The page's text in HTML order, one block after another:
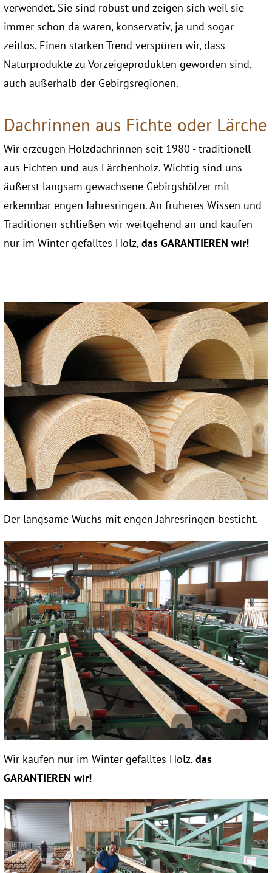
verwendet. Sie sind robust und zeigen sich weil sie
immer schon da waren, konservativ, ja und sogar
zeitlos. Einen starken Trend verspüren wir, dass
Naturprodukte zu Vorzeigeprodukten geworden sind,
auch außerhalb der Gebirgsregionen.
Dachrinnen aus Fichte oder Lärche
Wir erzeugen Holzdachrinnen seit 1980 - traditionell
aus Fichten und aus Lärchenholz. Wichtig sind uns
äußerst langsam gewachsene Gebirgshölzer mit
erkennbar engen Jahresringen. An früheres Wissen und
Traditionen schließen wir weitgehend an und kaufen
nur im Winter gefälltes Holz,das GARANTIEREN wir!
Der langsame Wuchs mit engen Jahresringen besticht.
Wir kaufen nur im Winter gefälltes Holz,das
GARANTIEREN wir!